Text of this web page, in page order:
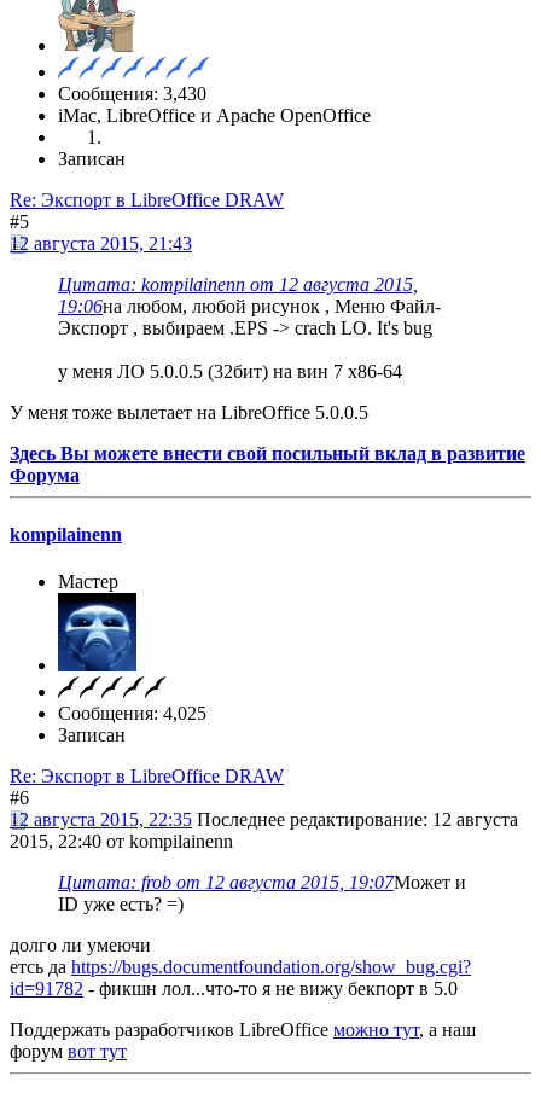
Сообщения: 3,430
iMac, LibreOffice и Apache OpenOffice
Записан
Re: Экспорт в LibreOffice DRAW
#5
12 августа 2015, 21:43
Цитата: kompilainenn от 12 августа 2015,
19:06на любом, любой рисунок , Меню Файл-
Экспорт , выбираем .EPS -> crach LO. It's bug
у меня ЛО 5.0.0.5 (32бит) на вин 7 х86-64
У меня тоже вылетает на LibreOffice 5.0.0.5
Здесь Вы можете внести свой посильный вклад в развитие
Форума
kompilainenn
Мастер
Сообщения: 4,025
Записан
Re: Экспорт в LibreOffice DRAW
#6
12 августа 2015, 22:35 Последнее редактирование: 12 августа
2015, 22:40 от kompilainenn
Цитата: frob от 12 августа 2015, 19:07Может и
ID уже есть? =)
долго ли умеючи
етсь да https://bugs.documentfoundation.org/show_bug.cgi?
id=91782 - фикшн лол...что-то я не вижу бекпорт в 5.0
Поддержать разработчиков LibreOffice можно тут, а наш
форум вот тут